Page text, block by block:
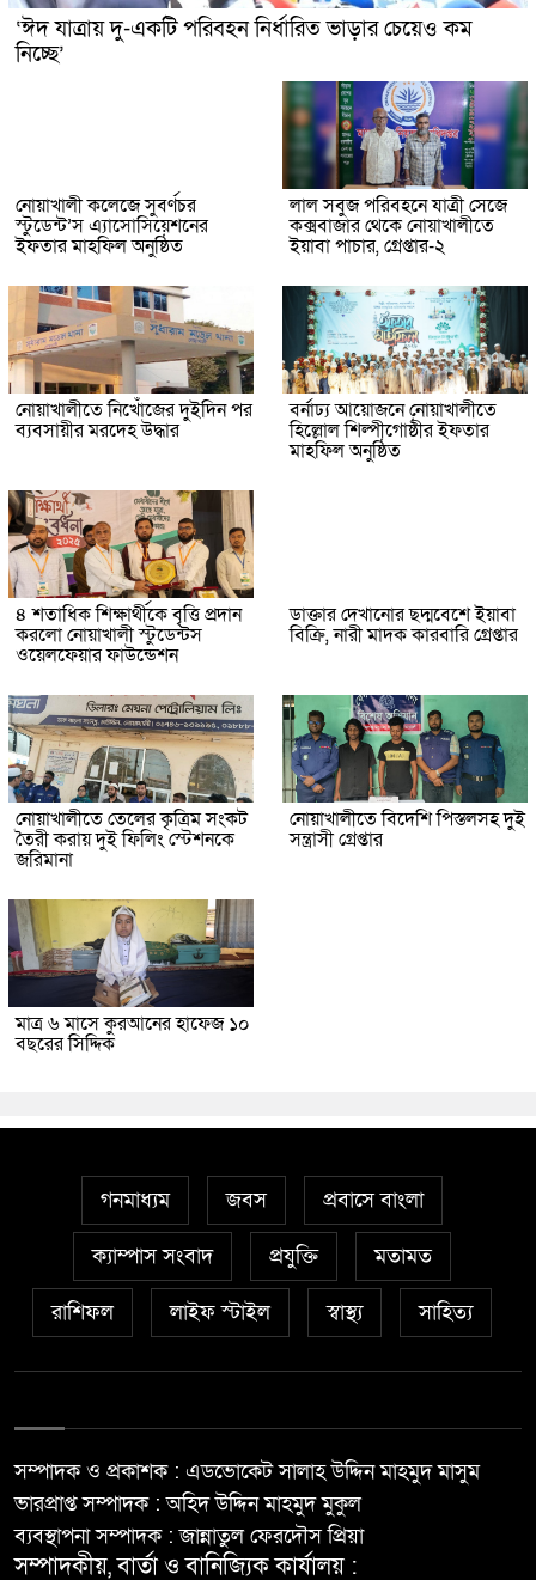
‘ঈদ যাত্রায় দু-একটি পরিবহন নির্ধারিত ভাড়ার চেয়েও কম
নিচ্ছে’
নোয়াখালী কলেজে সুবর্ণচর
স্টুডেন্ট’স এ্যাসোসিয়েশনের
ইফতার মাহফিল অনুষ্ঠিত
লাল সবুজ পরিবহনে যাত্রী সেজে
কক্সবাজার থেকে নোয়াখালীতে
ইয়াবা পাচার, গ্রেপ্তার-২
নোয়াখালীতে নিখোঁজের দুইদিন পর
ব্যবসায়ীর মরদেহ উদ্ধার
বর্নাঢ্য আয়োজনে নোয়াখালীতে
হিল্লোল শিল্পীগোষ্ঠীর ইফতার
মাহফিল অনুষ্ঠিত
৪ শতাধিক শিক্ষার্থীকে বৃত্তি প্রদান
করলো নোয়াখালী স্টুডেন্টস
ওয়েলফেয়ার ফাউন্ডেশন
ডাক্তার দেখানোর ছদ্মবেশে ইয়াবা
বিক্রি, নারী মাদক কারবারি গ্রেপ্তার
নোয়াখালীতে তেলের কৃত্রিম সংকট
তৈরী করায় দুই ফিলিং স্টেশনকে
জরিমানা
নোয়াখালীতে বিদেশি পিস্তলসহ দুই
সন্ত্রাসী গ্রেপ্তার
মাত্র ৬ মাসে কুরআনের হাফেজ ১০
বছরের সিদ্দিক
গনমাধ্যম জবস প্রবাসে বাংলা
ক্যাম্পাস সংবাদ প্রযুক্তি মতামত
রাশিফল লাইফ স্টাইল স্বাস্থ্য সাহিত্য
সম্পাদক ও প্রকাশক : এডভোকেট সালাহ উদ্দিন মাহমুদ মাসুম
ভারপ্রাপ্ত সম্পাদক : অহিদ উদ্দিন মাহমুদ মুকুল
ব্যবস্থাপনা সম্পাদক : জান্নাতুল ফেরদৌস প্রিয়া
সম্পাদকীয়, বার্তা ও বানিজ্যিক কার্যালয় :